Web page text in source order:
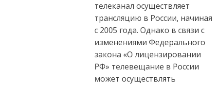
телеканал осуществляет
трансляцию в России, начиная
с 2005 года. Однако в связи с
изменениями Федерального
закона «О лицензировании
РФ» телевещание в России
может осуществлять